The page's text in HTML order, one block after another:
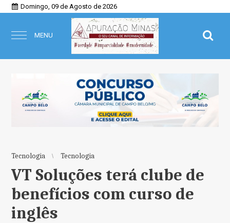
Domingo, 09 de Agosto de 2026
MENU
Tecnologia Tecnologia
VT Soluções terá clube de
benefícios com curso de
inglês